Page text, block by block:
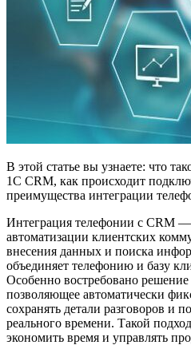
В этой статье вы узнаете: что
1С CRM, как происходит
преимущества интеграции
Интеграция телефонии с CRM
автоматизации клиентских
внесения данных и поиска
объединяет телефонию и базу
Особенно востребовано
позволяющее автоматически
сохранять детали разговоров и
реального времени. Такой
экономить время и управлять